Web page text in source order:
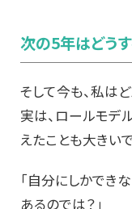
次の5年はどう
そして今も、私は
実は、ロールモデ
えたことも大きい
「自分にしかでき
あるのでは？」